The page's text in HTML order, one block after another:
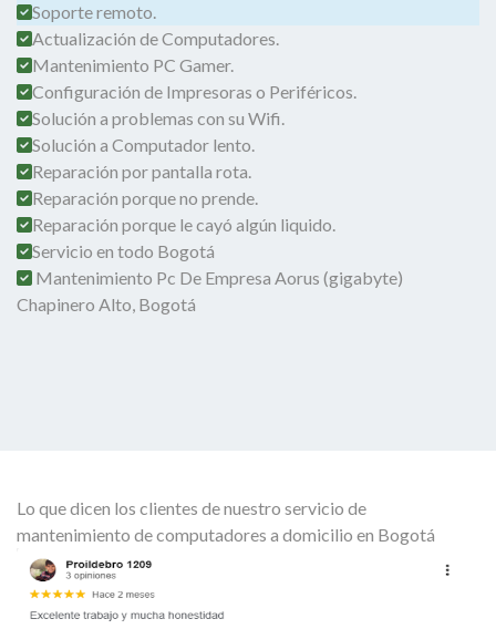
Soporte remoto.
Actualización de Computadores.
Mantenimiento PC Gamer.
Configuración de Impresoras o Periféricos.
Solución a problemas con su Wifi.
Solución a Computador lento.
Reparación por pantalla rota.
Reparación porque no prende.
Reparación porque le cayó algún liquido.
Servicio en todo Bogotá
Mantenimiento Pc De Empresa Aorus (gigabyte)
Chapinero Alto, Bogotá
Lo que dicen los clientes de nuestro servicio de
mantenimiento de computadores a domicilio en Bogotá